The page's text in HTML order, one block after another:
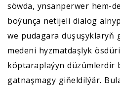
söwda, ynsanperwer hem-
boýunça netijeli dialog
we pudagara duşuşyklaryň
medeni hyzmatdaşlyk
köptaraplaýyn düzümlerdir
gatnaşmagy giňeldilýär.